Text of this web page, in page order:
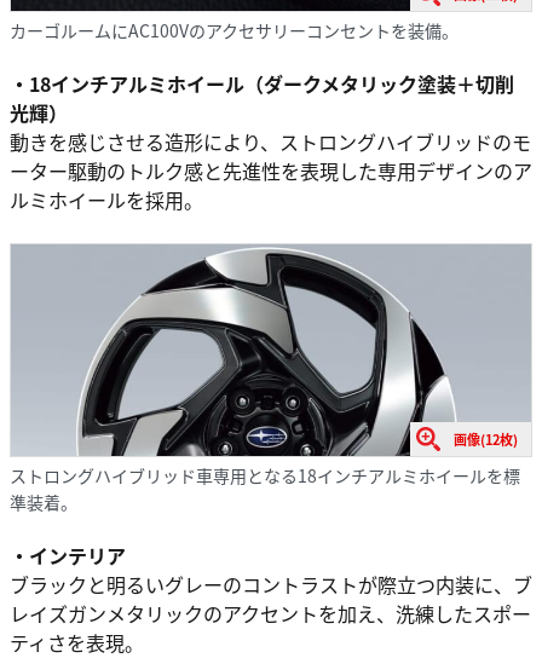
カーゴルームにAC100Vのアクセサリーコンセントを装備。
・18インチアルミホイール（ダークメタリック塗装＋切削
光輝）
動きを感じさせる造形により、ストロングハイブリッドのモ
ーター駆動のトルク感と先進性を表現した専用デザインのア
ルミホイールを採用。
画像(12枚)
ストロングハイブリッド車専用となる18インチアルミホイールを標
準装着。
・インテリア
ブラックと明るいグレーのコントラストが際立つ内装に、ブ
レイズガンメタリックのアクセントを加え、洗練したスポー
ティさを表現。